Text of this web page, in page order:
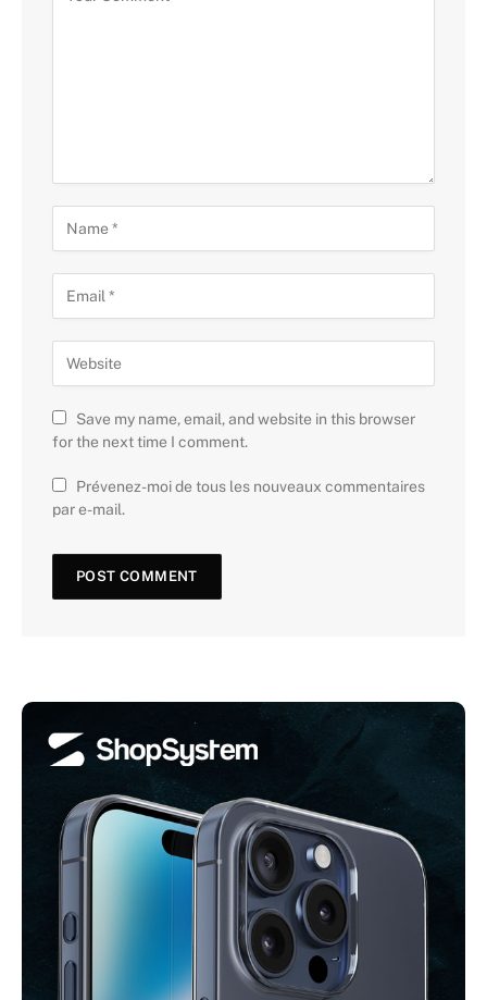
Save my name, email, and website in this browser
for the next time I comment.
Prévenez-moi de tous les nouveaux commentaires
par e-mail.